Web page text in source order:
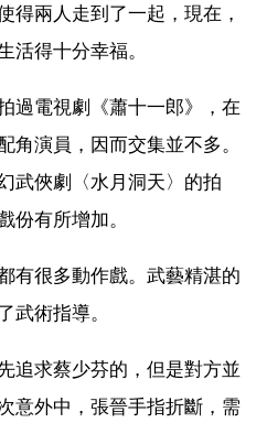
得兩人走到了一起，現在，
活得十分幸福。
過電視劇《蕭十一郎》，在
角演員，因而交集並不多。
武俠劇〈水月洞天〉的拍
份有所增加。
有很多動作戲。武藝精湛的
武術指導。
追求蔡少芬的，但是對方並
意外中，張晉手指折斷，需